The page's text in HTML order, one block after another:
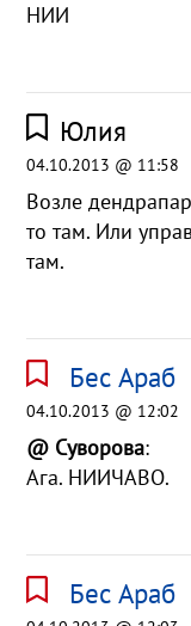
НИИ
Юлия
04.10.2013 @ 11:58
Возле
то там. Или
там.
Бес Араб
04.10.2013 @ 12:02
@ Суворова:
Ага. НИИЧАВО.
Бес Араб